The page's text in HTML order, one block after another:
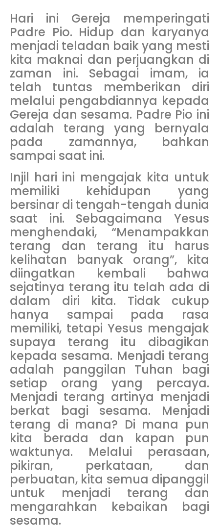
Hari ini Gereja memperingati
Padre Pio. Hidup dan karyanya
menjadi teladan baik yang mesti
kita maknai dan perjuangkan di
zaman ini. Sebagai imam, ia
telah tuntas memberikan diri
melalui pengabdiannya kepada
Gereja dan sesama. Padre Pio ini
adalah terang yang bernyala
pada zamannya, bahkan
sampai saat ini.
Injil hari ini mengajak kita untuk
memiliki kehidupan yang
bersinar di tengah-tengah dunia
saat ini. Sebagaimana Yesus
menghendaki, “Menampakkan
terang dan terang itu harus
kelihatan banyak orang”, kita
diingatkan kembali bahwa
sejatinya terang itu telah ada di
dalam diri kita. Tidak cukup
hanya sampai pada rasa
memiliki, tetapi Yesus mengajak
supaya terang itu dibagikan
kepada sesama. Menjadi terang
adalah panggilan Tuhan bagi
setiap orang yang percaya.
Menjadi terang artinya menjadi
berkat bagi sesama. Menjadi
terang di mana? Di mana pun
kita berada dan kapan pun
waktunya. Melalui perasaan,
pikiran, perkataan, dan
perbuatan, kita semua dipanggil
untuk menjadi terang dan
mengarahkan kebaikan bagi
sesama.